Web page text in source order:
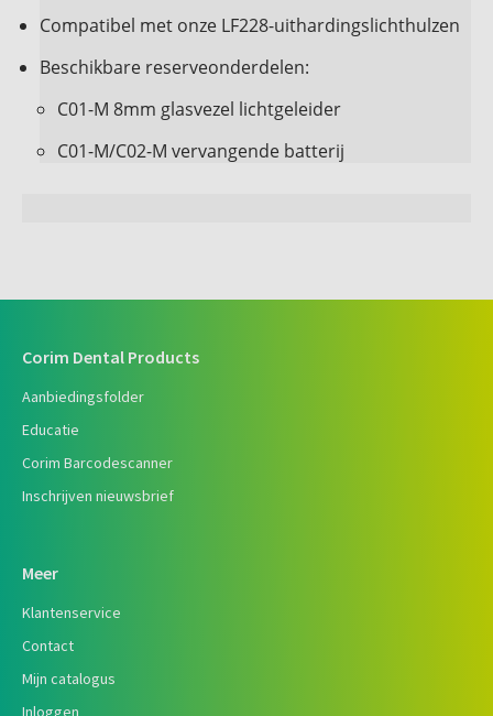
Compatibel met onze LF228-uithardingslichthulzen
Beschikbare reserveonderdelen:
C01-M 8mm glasvezel lichtgeleider
C01-M/C02-M vervangende batterij
Corim Dental Products
Aanbiedingsfolder
Educatie
Corim Barcodescanner
Inschrijven nieuwsbrief
Meer
Klantenservice
Contact
Mijn catalogus
Inloggen